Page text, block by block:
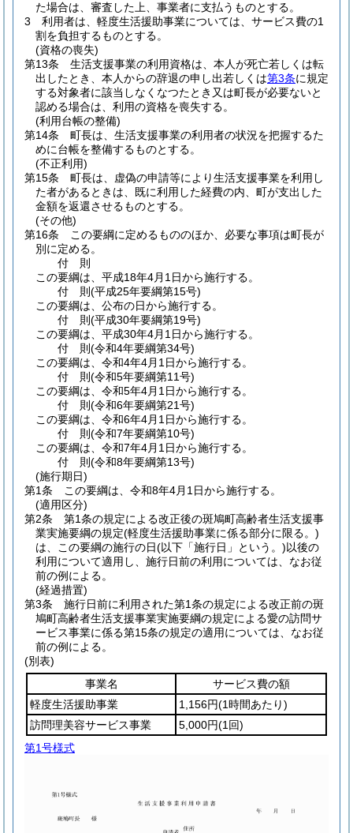
た場合は、審査した上、事業者に支払うものとする。
3
利用者は、軽度生活援助事業については、サービス費の1
割を負担するものとする。
(資格の喪失)
第13条
生活支援事業の利用資格は、本人が死亡若しくは転
出したとき、本人からの辞退の申し出若しくは第3条に規定
する対象者に該当しなくなつたとき又は町長が必要ないと
認める場合は、利用の資格を喪失する。
(利用台帳の整備)
第14条
町長は、生活支援事業の利用者の状況を把握するた
めに台帳を整備するものとする。
(不正利用)
第15条
町長は、虚偽の申請等により生活支援事業を利用し
た者があるときは、既に利用した経費の内、町が支出した
金額を返還させるものとする。
(その他)
第16条
この要綱に定めるもののほか、必要な事項は町長が
別に定める。
付 則
この要綱は、平成18年4月1日から施行する。
付 則(平成25年要綱第15号)
この要綱は、公布の日から施行する。
付 則(平成30年要綱第19号)
この要綱は、平成30年4月1日から施行する。
付 則(令和4年要綱第34号)
この要綱は、令和4年4月1日から施行する。
付 則(令和5年要綱第11号)
この要綱は、令和5年4月1日から施行する。
付 則(令和6年要綱第21号)
この要綱は、令和6年4月1日から施行する。
付 則(令和7年要綱第10号)
この要綱は、令和7年4月1日から施行する。
付 則(令和8年要綱第13号)
(施行期日)
第1条
この要綱は、令和8年4月1日から施行する。
(適用区分)
第2条
第1条の規定による改正後の斑鳩町高齢者生活支援事
業実施要綱の規定(軽度生活援助事業に係る部分に限る。)
は、この要綱の施行の日(以下「施行日」という。)以後の
利用について適用し、施行日前の利用については、なお従
前の例による。
(経過措置)
第3条
施行日前に利用された第1条の規定による改正前の斑
鳩町高齢者生活支援事業実施要綱の規定による愛の訪問サ
ービス事業に係る第15条の規定の適用については、なお従
前の例による。
(別表)
事業名
サービス費の額
軽度生活援助事業
1,156円(1時間あたり)
訪問理美容サービス事業
5,000円(1回)
第1号様式